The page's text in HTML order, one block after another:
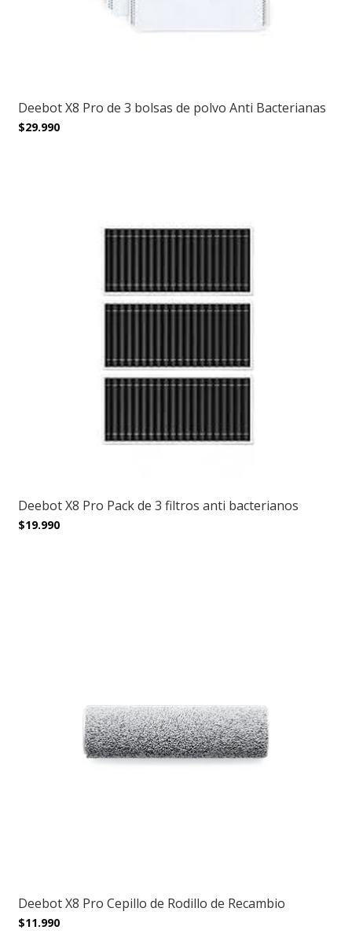
Deebot X8 Pro de 3 bolsas de polvo Anti Bacterianas
$29.990
Deebot X8 Pro Pack de 3 filtros anti bacterianos
$19.990
Deebot X8 Pro Cepillo de Rodillo de Recambio
$11.990